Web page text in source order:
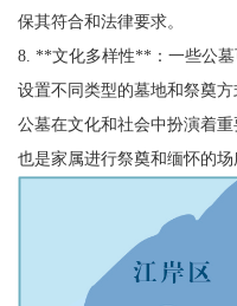
保其符合和法律要求。
8. **文化多样性**：一些公墓
设置不同类型的墓地和祭奠方
公墓在文化和社会中扮演着
也是家属进行祭奠和缅怀的场